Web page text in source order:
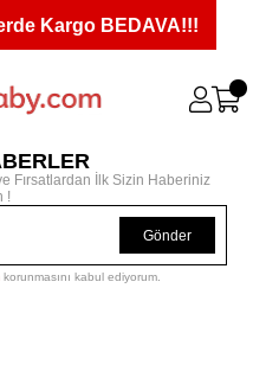
Kargo BEDAVA!!!
Fırsatlardan İlk Sizin Haberiniz
!
Gönder
korunmasını kabul ediyorum.